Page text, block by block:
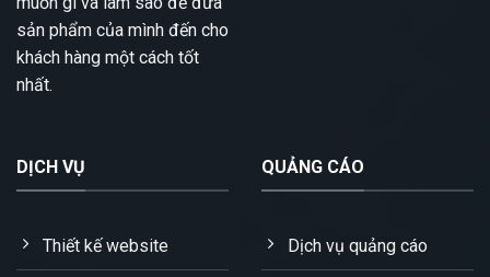
sản phẩm của mình đến cho
khách hàng một cách tốt
nhất.
DỊCH VỤ
Thiết kế website
QUẢNG CÁO
Dịch vụ quảng cáo